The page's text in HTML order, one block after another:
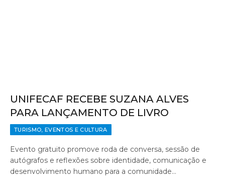
UNIFECAF RECEBE SUZANA ALVES
PARA LANÇAMENTO DE LIVRO
TURISMO, EVENTOS E CULTURA
Evento gratuito promove roda de conversa, sessão de
autógrafos e reflexões sobre identidade, comunicação e
desenvolvimento humano para a comunidade…